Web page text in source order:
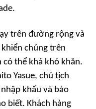
trên đường rộng và
chúng trên
có thể khá khó khăn.
Yasue, chủ tịch
khẩu và bảo
biết. Khách hàng